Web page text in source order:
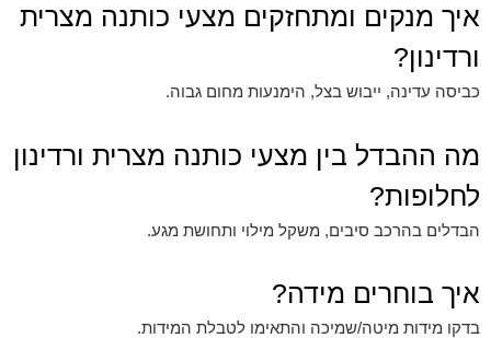
איך מנקים ומתחזקים מצעי כותנה מצרית
ורדינון?
כביסה עדינה, ייבוש בצל, הימנעות מחום גבוה.
מה ההבדל בין מצעי כותנה מצרית ורדינון
לחלופות?
הבדלים בהרכב סיבים, משקל מילוי ותחושת מגע.
איך בוחרים מידה?
בדקו מידות מיטה/שמיכה והתאימו לטבלת המידות.